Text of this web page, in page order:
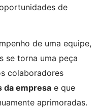
de
de uma equipe,
se torna uma peça
colaboradores
da empresa e que
aprimoradas.